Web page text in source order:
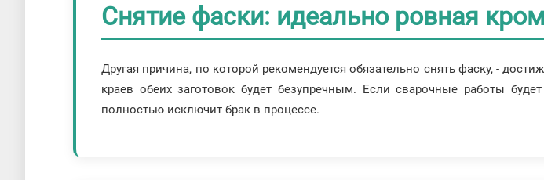
Снятие фаски: идеально ровная
Другая причина, по которой рекомендуется обязательно снять фаску, -
краев обеих заготовок будет безупречным. Если сварочные работы
полностью исключит брак в процессе.